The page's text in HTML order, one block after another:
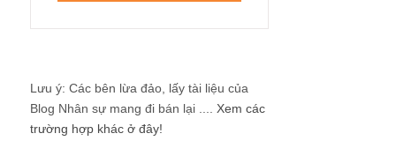
Lưu ý: Các bên lừa đảo, lấy tài liệu của
Blog Nhân sự mang đi bán lại .... Xem các
trường hợp khác ở đây!